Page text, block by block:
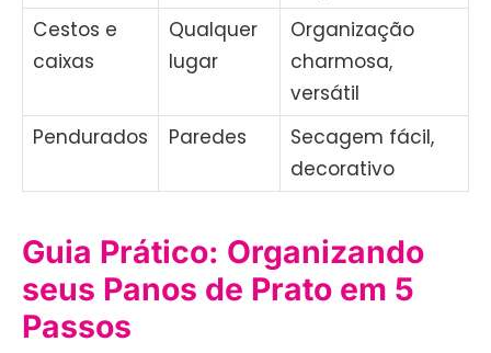
Cestos e
caixas
Qualquer
lugar
Organização
charmosa,
versátil
Pendurados
Paredes
Secagem fácil,
decorativo
Guia Prático: Organizando
seus Panos de Prato em 5
Passos